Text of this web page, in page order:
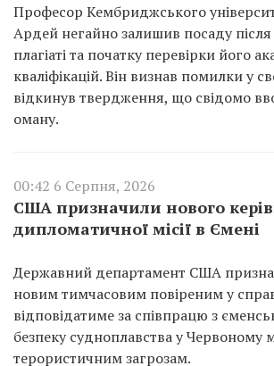
Професор Кембриджського
Ардей негайно залишив посаду
плагіаті та початку перевірки його
кваліфікацій. Він визнав помилки у
відкинув твердження, що свідомо
оману.
00:42 6 Серпня, 2026
США призначили нового
дипломатичної місії в Ємені
Державний департамент США
новим тимчасовим повіреним у
відповідатиме за співпрацю з
безпеку судноплавства у Червоному
терористичним загрозам.